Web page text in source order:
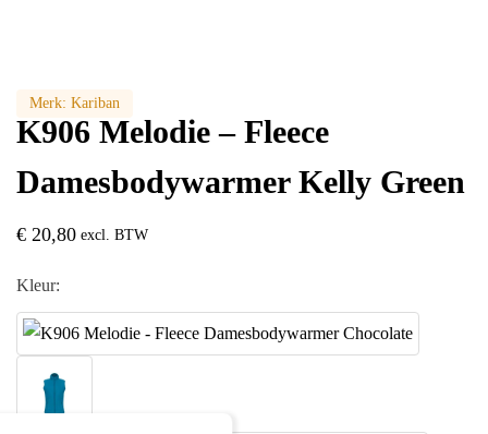
Merk: Kariban
K906 Melodie – Fleece
Damesbodywarmer Kelly Green
€ 20,80 excl. BTW
Kleur: